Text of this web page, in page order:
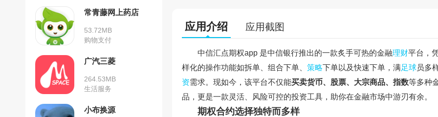
常青藤网上药店
53.72MB
购物支付
广汽三菱
264.53MB
生活服务
小布换源
应用介绍 应用截图
中信汇点期权app 是中信银行推出的一款炙手可热的金融理财平台，
样化的操作功能如拆单、组合下单、 策略下单以及快速下单，满足球员多
资需求。现如今，该平台不仅能买卖货币、股票、大宗商品、指数等多种
品，更是一款灵活、风险可控的投资工具，助你在金融市场中游刃有余。
期权合约选择独特而多样